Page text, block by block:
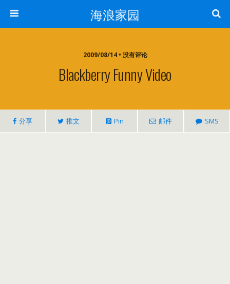
海浪家园
2009/08/14 • 没有评论
Blackberry Funny Video
分享 推文 Pin 邮件 SMS